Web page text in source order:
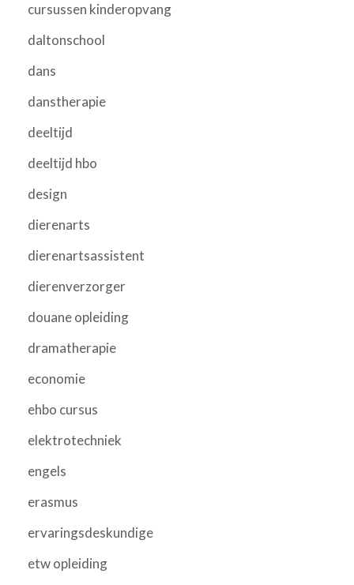
cursussen kinderopvang
daltonschool
dans
danstherapie
deeltijd
deeltijd hbo
design
dierenarts
dierenartsassistent
dierenverzorger
douane opleiding
dramatherapie
economie
ehbo cursus
elektrotechniek
engels
erasmus
ervaringsdeskundige
etw opleiding